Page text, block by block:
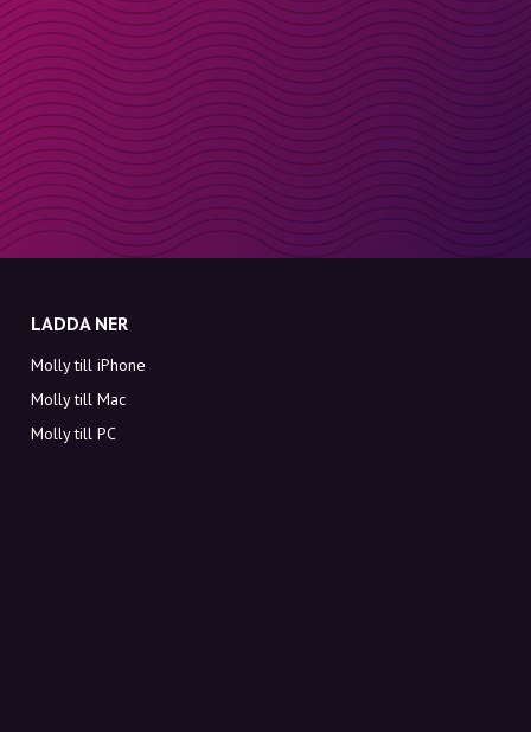
LADDA NER
Molly till iPhone
Molly till Mac
Molly till PC